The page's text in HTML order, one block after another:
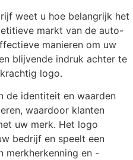
weet u hoe belangrijk het
markt van de auto-
manieren om uw
blijvende indruk achter te
logo.
de identiteit en waarden
waardoor klanten
uw merk. Het logo
bedrijf en speelt een
merkherkenning en -